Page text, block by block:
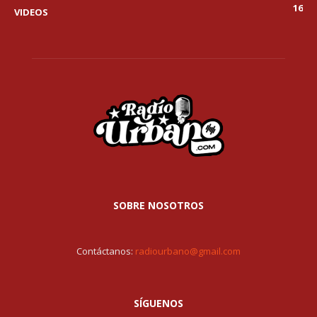
VIDEOS
16
SOBRE NOSOTROS
Contáctanos: radiourbano@gmail.com
SÍGUENOS